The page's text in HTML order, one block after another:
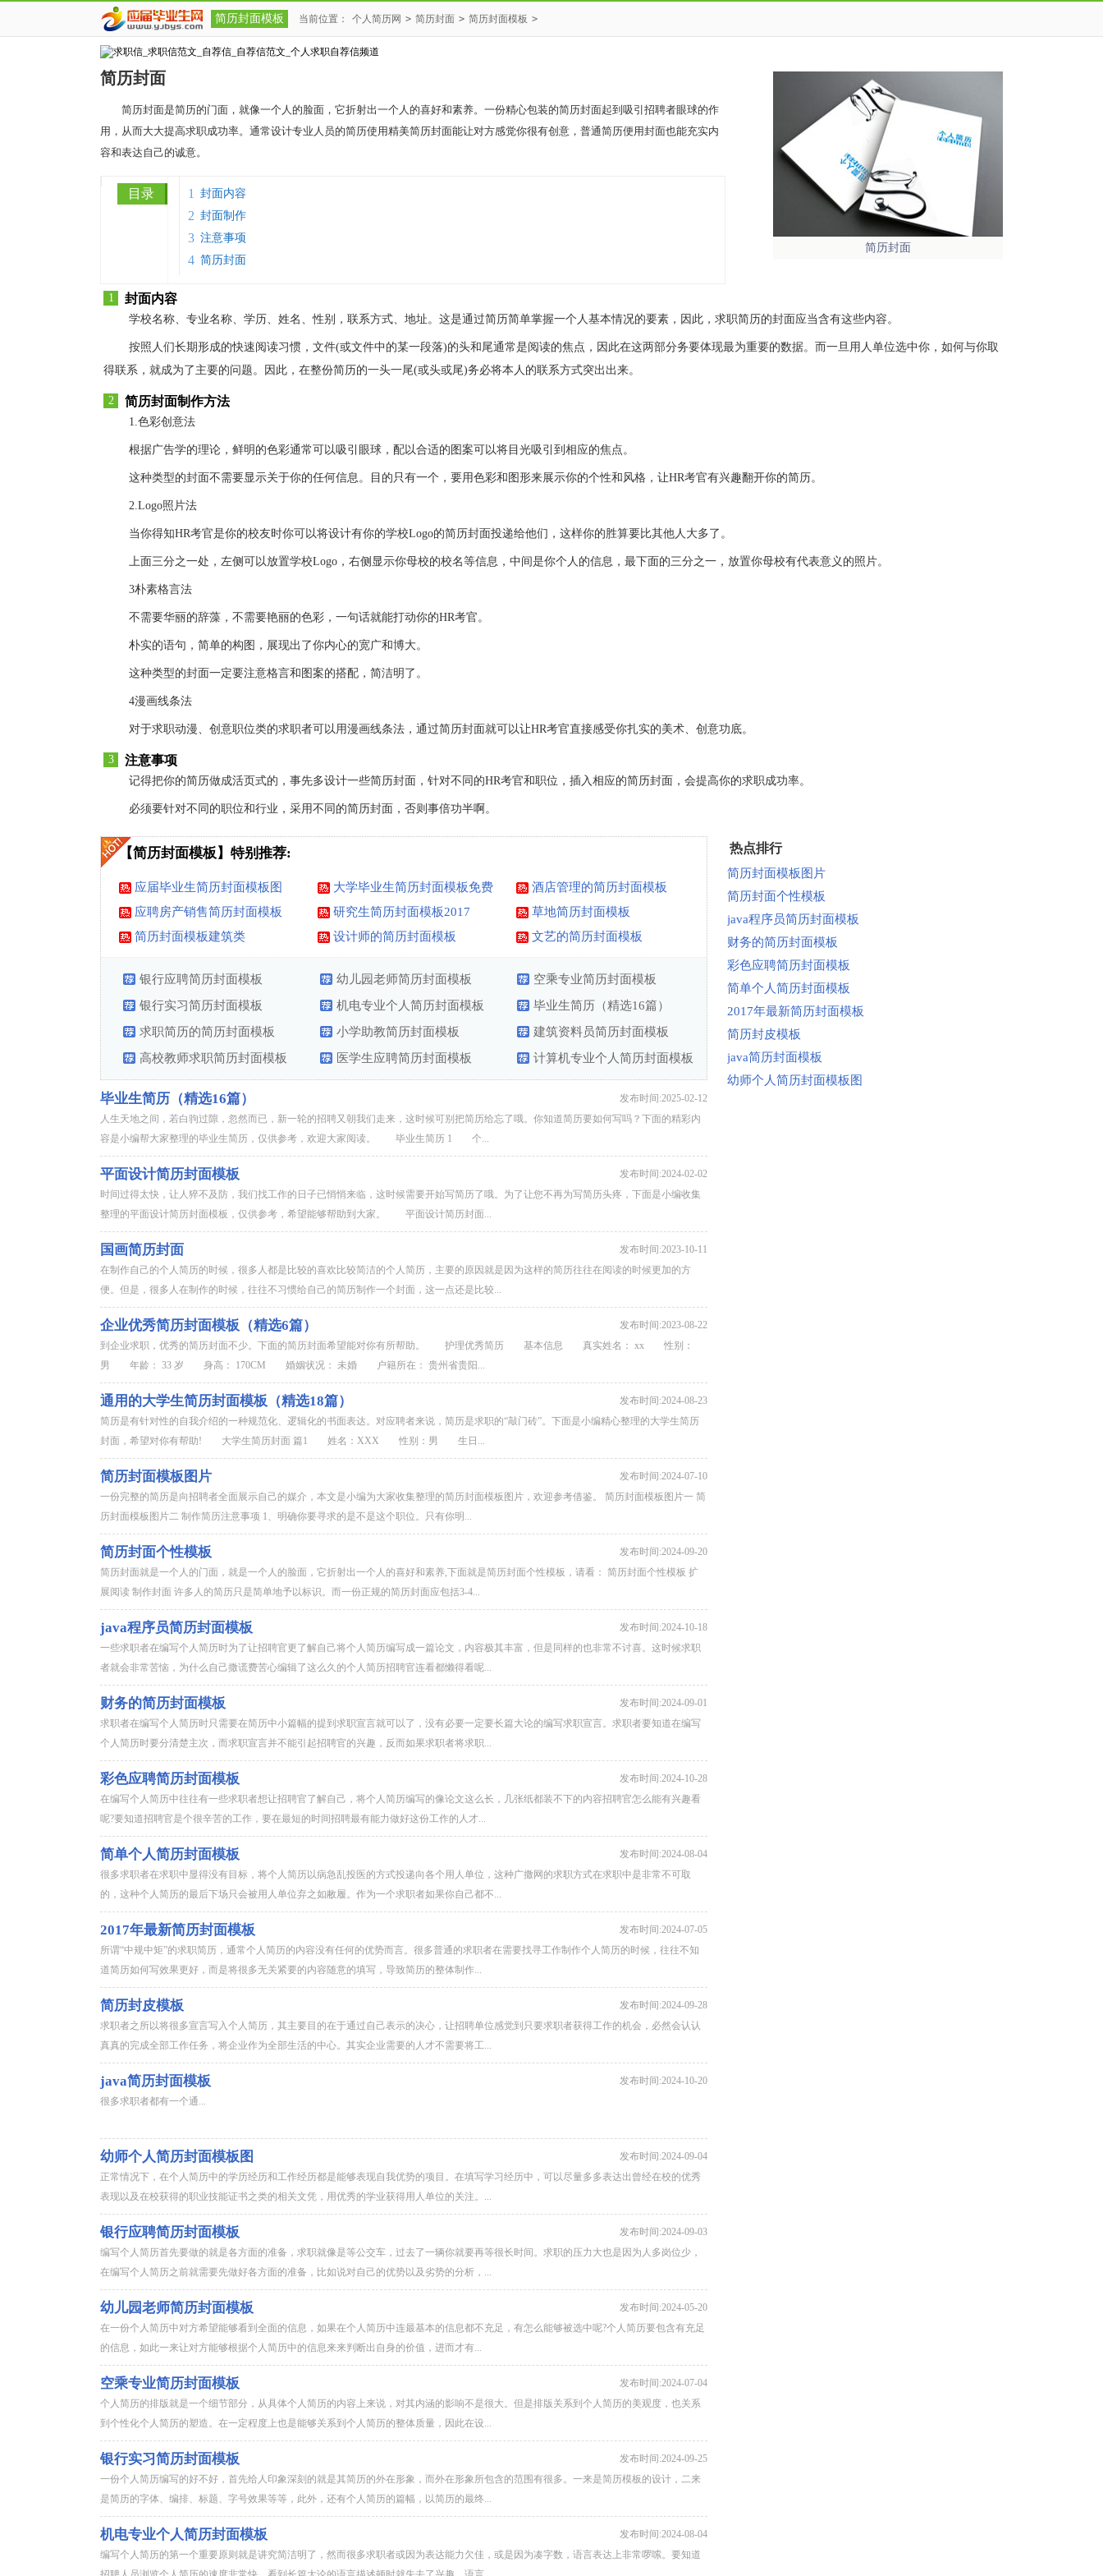
简历封面模板 当前位置： 个人简历网 > 简历封面 > 简历封面模板 >
简历封面
简历封面是简历的门面，就像一个人的脸面，它折射出一个人的喜好和素养。一份精心包装的简历封面起到吸引招聘者眼球的作
用，从而大大提高求职成功率。通常设计专业人员的简历使用精美简历封面能让对方感觉你很有创意，普通简历便用封面也能充实内
容和表达自己的诚意。
目录 1 封面内容
2 封面制作
3 注意事项
4 简历封面
简历封面
1 封面内容
学校名称、专业名称、学历、姓名、性别，联系方式、地址。这是通过简历简单掌握一个人基本情况的要素，因此，求职简历的封面应当含有这些内容。
按照人们长期形成的快速阅读习惯，文件(或文件中的某一段落)的头和尾通常是阅读的焦点，因此在这两部分务要体现最为重要的数据。而一旦用人单位选中你，如何与你取
得联系，就成为了主要的问题。因此，在整份简历的一头一尾(或头或尾)务必将本人的联系方式突出出来。
2 简历封面制作方法
1.色彩创意法
根据广告学的理论，鲜明的色彩通常可以吸引眼球，配以合适的图案可以将目光吸引到相应的焦点。
这种类型的封面不需要显示关于你的任何信息。目的只有一个，要用色彩和图形来展示你的个性和风格，让HR考官有兴趣翻开你的简历。
2.Logo照片法
当你得知HR考官是你的校友时你可以将设计有你的学校Logo的简历封面投递给他们，这样你的胜算要比其他人大多了。
上面三分之一处，左侧可以放置学校Logo，右侧显示你母校的校名等信息，中间是你个人的信息，最下面的三分之一，放置你母校有代表意义的照片。
3朴素格言法
不需要华丽的辞藻，不需要艳丽的色彩，一句话就能打动你的HR考官。
朴实的语句，简单的构图，展现出了你内心的宽广和博大。
这种类型的封面一定要注意格言和图案的搭配，简洁明了。
4漫画线条法
对于求职动漫、创意职位类的求职者可以用漫画线条法，通过简历封面就可以让HR考官直接感受你扎实的美术、创意功底。
3 注意事项
记得把你的简历做成活页式的，事先多设计一些简历封面，针对不同的HR考官和职位，插入相应的简历封面，会提高你的求职成功率。
必须要针对不同的职位和行业，采用不同的简历封面，否则事倍功半啊。
【简历封面模板】特别推荐:
应届毕业生简历封面模板图 大学毕业生简历封面模板免费
酒店管理的简历封面模板
应聘房产销售简历封面模板
研究生简历封面模板2017
草地简历封面模板
简历封面模板建筑类
设计师的简历封面模板 文艺的简历封面模板
银行应聘简历封面模板 幼儿园老师简历封面模板
空乘专业简历封面模板
银行实习简历封面模板
机电专业个人简历封面模板
毕业生简历（精选16篇）
求职简历的简历封面模板
小学助教简历封面模板
建筑资料员简历封面模板
高校教师求职简历封面模板
医学生应聘简历封面模板
计算机专业个人简历封面模板
图
发布时间:2025-02-12
毕业生简历（精选16篇）
人生天地之间，若白驹过隙，忽然而已，新一轮的招聘又朝我们走来，这时候可别把简历给忘了哦。你知道简历要如何写吗？下面的精彩内
容是小编帮大家整理的毕业生简历，仅供参考，欢迎大家阅读。 毕业生简历 1 个...
发布时间:2024-02-02
平面设计简历封面模板
时间过得太快，让人猝不及防，我们找工作的日子已悄悄来临，这时候需要开始写简历了哦。为了让您不再为写简历头疼，下面是小编收集
整理的平面设计简历封面模板，仅供参考，希望能够帮助到大家。 平面设计简历封面...
发布时间:2023-10-11
国画简历封面
在制作自己的个人简历的时候，很多人都是比较的喜欢比较简洁的个人简历，主要的原因就是因为这样的简历往往在阅读的时候更加的方
便。但是，很多人在制作的时候，往往不习惯给自己的简历制作一个封面，这一点还是比较...
发布时间:2023-08-22
企业优秀简历封面模板（精选6篇）
到企业求职，优秀的简历封面不少。下面的简历封面希望能对你有所帮助。 护理优秀简历 基本信息 真实姓名： xx 性别：
男 年龄： 33 岁 身高： 170CM 婚姻状况： 未婚 户籍所在： 贵州省贵阳...
发布时间:2024-08-23
通用的大学生简历封面模板（精选18篇）
简历是有针对性的自我介绍的一种规范化、逻辑化的书面表达。对应聘者来说，简历是求职的“敲门砖”。下面是小编精心整理的大学生简历
封面，希望对你有帮助! 大学生简历封面 篇1 姓名：XXX 性别：男 生日...
发布时间:2024-07-10
简历封面模板图片
一份完整的简历是向招聘者全面展示自己的媒介，本文是小编为大家收集整理的简历封面模板图片，欢迎参考借鉴。 简历封面模板图片一 简
历封面模板图片二 制作简历注意事项 1、明确你要寻求的是不是这个职位。只有你明...
发布时间:2024-09-20
简历封面个性模板
简历封面就是一个人的门面，就是一个人的脸面，它折射出一个人的喜好和素养,下面就是简历封面个性模板，请看： 简历封面个性模板 扩
展阅读 制作封面 许多人的简历只是简单地予以标识。而一份正规的简历封面应包括3-4...
发布时间:2024-10-18
java程序员简历封面模板
一些求职者在编写个人简历时为了让招聘官更了解自己将个人简历编写成一篇论文，内容极其丰富，但是同样的也非常不讨喜。这时候求职
者就会非常苦恼，为什么自己撒谎费苦心编辑了这么久的个人简历招聘官连看都懒得看呢...
发布时间:2024-09-01
财务的简历封面模板
求职者在编写个人简历时只需要在简历中小篇幅的提到求职宣言就可以了，没有必要一定要长篇大论的编写求职宣言。求职者要知道在编写
个人简历时要分清楚主次，而求职宣言并不能引起招聘官的兴趣，反而如果求职者将求职...
发布时间:2024-10-28
彩色应聘简历封面模板
在编写个人简历中往往有一些求职者想让招聘官了解自己，将个人简历编写的像论文这么长，几张纸都装不下的内容招聘官怎么能有兴趣看
呢?要知道招聘官是个很辛苦的工作，要在最短的时间招聘最有能力做好这份工作的人才...
发布时间:2024-08-04
简单个人简历封面模板
很多求职者在求职中显得没有目标，将个人简历以病急乱投医的方式投递向各个用人单位，这种广撒网的求职方式在求职中是非常不可取
的，这种个人简历的最后下场只会被用人单位弃之如敝履。作为一个求职者如果你自己都不...
发布时间:2024-07-05
2017年最新简历封面模板
所谓“中规中矩”的求职简历，通常个人简历的内容没有任何的优势而言。很多普通的求职者在需要找寻工作制作个人简历的时候，往往不知
道简历如何写效果更好，而是将很多无关紧要的内容随意的填写，导致简历的整体制作...
发布时间:2024-09-28
简历封皮模板
求职者之所以将很多宣言写入个人简历，其主要目的在于通过自己表示的决心，让招聘单位感觉到只要求职者获得工作的机会，必然会认认
真真的完成全部工作任务，将企业作为全部生活的中心。其实企业需要的人才不需要将工...
发布时间:2024-10-20
java简历封面模板
很多求职者都有一个通...
发布时间:2024-09-04
幼师个人简历封面模板图
正常情况下，在个人简历中的学历经历和工作经历都是能够表现自我优势的项目。在填写学习经历中，可以尽量多多表达出曾经在校的优秀
表现以及在校获得的职业技能证书之类的相关文凭，用优秀的学业获得用人单位的关注。...
发布时间:2024-09-03
银行应聘简历封面模板
编写个人简历首先要做的就是各方面的准备，求职就像是等公交车，过去了一辆你就要再等很长时间。求职的压力大也是因为人多岗位少，
在编写个人简历之前就需要先做好各方面的准备，比如说对自己的优势以及劣势的分析，...
发布时间:2024-05-20
幼儿园老师简历封面模板
在一份个人简历中对方希望能够看到全面的信息，如果在个人简历中连最基本的信息都不充足，有怎么能够被选中呢?个人简历要包含有充足
的信息，如此一来让对方能够根据个人简历中的信息来来判断出自身的价值，进而才有...
发布时间:2024-07-04
空乘专业简历封面模板
个人简历的排版就是一个细节部分，从具体个人简历的内容上来说，对其内涵的影响不是很大。但是排版关系到个人简历的美观度，也关系
到个性化个人简历的塑造。在一定程度上也是能够关系到个人简历的整体质量，因此在设...
发布时间:2024-09-25
银行实习简历封面模板
一份个人简历编写的好不好，首先给人印象深刻的就是其简历的外在形象，而外在形象所包含的范围有很多。一来是简历模板的设计，二来
是简历的字体、编排、标题、字号效果等等，此外，还有个人简历的篇幅，以简历的最终...
发布时间:2024-08-04
机电专业个人简历封面模板
编写个人简历的第一个重要原则就是讲究简洁明了，然而很多求职者或因为表达能力欠佳，或是因为凑字数，语言表达上非常啰嗦。要知道
热点排行
简历封面模板图片
简历封面个性模板
java程序员简历封面模板
财务的简历封面模板
彩色应聘简历封面模板
简单个人简历封面模板
2017年最新简历封面模板
简历封皮模板
java简历封面模板
幼师个人简历封面模板图